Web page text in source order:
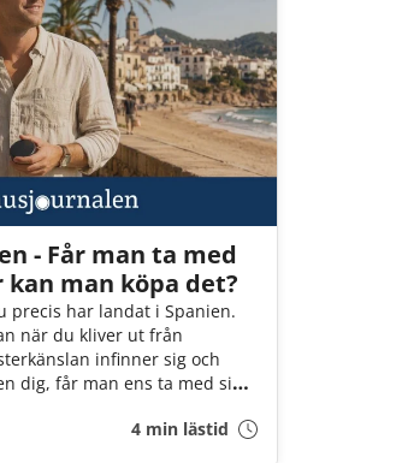
- Får man ta med
kan man köpa det?
precis har landat i Spanien.
när du kliver ut från
infinner sig och
dig, får man ens ta med sig
vi igenom det du behöver
4 min lästid